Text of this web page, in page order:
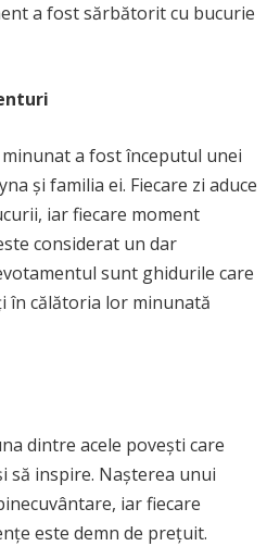
a fost sărbătorit cu bucurie
a fost începutul unei
și familia ei. Fiecare zi aduce
iar fiecare moment
considerat un dar
sunt ghidurile care
în călătoria lor minunată
dintre acele povești care
să inspire. Nașterea unui
iar fiecare
este demn de prețuit.